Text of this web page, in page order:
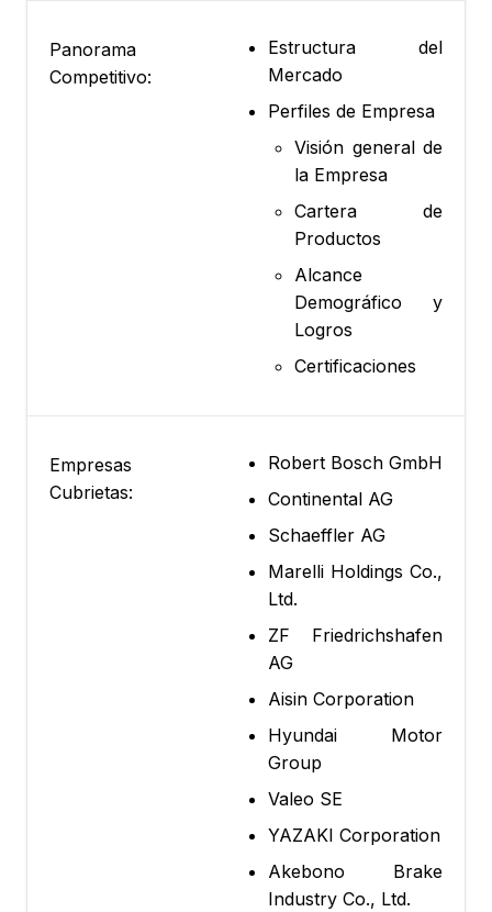
Panorama
Competitivo:
Estructura del
Mercado
Perfiles de Empresa
Visión general de
la Empresa
Cartera de
Productos
Alcance
Demográfico y
Logros
Certificaciones
Empresas
Cubrietas:
Robert Bosch GmbH
Continental AG
Schaeffler AG
Marelli Holdings Co.,
Ltd.
ZF Friedrichshafen
AG
Aisin Corporation
Hyundai Motor
Group
Valeo SE
YAZAKI Corporation
Akebono Brake
Industry Co., Ltd.